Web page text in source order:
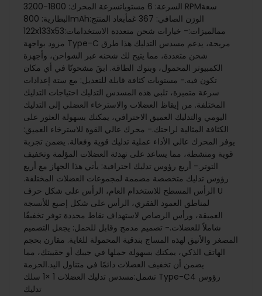
السرعة: 6 مستوياتسرعة المحرك: 1800-3200 RPMسعة
البطارية: 800mAhالوزن الصافي: 367 غمأبعاد المنتج:
122x133x53مم الميزات:- خيارات شحن متعددة الاستخدامات:
مزود بواجهة Type-C مريحة، يدعم مسدس التدليك هذا طرق
شحن متعددة، مما يتيح لك شحنه عبر الشواحن، وأجهزة
الكمبيوتر المحمول، وبنوك الطاقة. ابقَ مشحونًا في أي مكان
تكون فيه.- مستويات كثافة قابلة للتعديل: مع ستة إعدادات
سرعة متميزة، تلبي هذه المسدس التدليك احتياجات التدليك
المختلفة. من إيقاظ العضلات والاسترخاء العضلي إلى التدليك
اليومي والتدليك العميق الاحترافي، يمكنك بسهولة العثور على
الكثافة المثالية لراحتك.- محرك عالي القوة للاسترخاء العميق:
يوفر المحرك عالي الأداء عملية تدليك قوية وفعالة. يضمن تجربة
قوية ومنشطة، مما يساعد على تهدئة العضلات المؤلمة وتخفيف
التوتر.- أربع رؤوس تدليك احترافية: يأتي هذا الجهاز مع أربع
رؤوس تدليك متخصصة مصممة لمجموعات العضلات المختلفة.
الرأس المسطح للاستخدام العام، الرأس على شكل حرف U
لمناطق العمود الفقري، الرأس على شكل إصبع للأنسجة
العميقة، ورأس الرصاص لاستهداف نقاط محددة توفر تخفيفًا
شاملاً للعضلات.- تصميم مدمج وقابل للحمل: يجعل التصميم
المصغر والأنيق لهذه المساج بندقية المحمولة للغاية. مقارن بحجم
الهاتف الذكي، يمكنك بسهولة حملها في جيبك أو حقيبتك، مما
يضمن أن تخفيف العضلات دائمًا في متناول اليد. الحزمة
تشمل:مسدس تدليك العضلات 1 ×1 سلك Type-C4 رؤوس
تدليك